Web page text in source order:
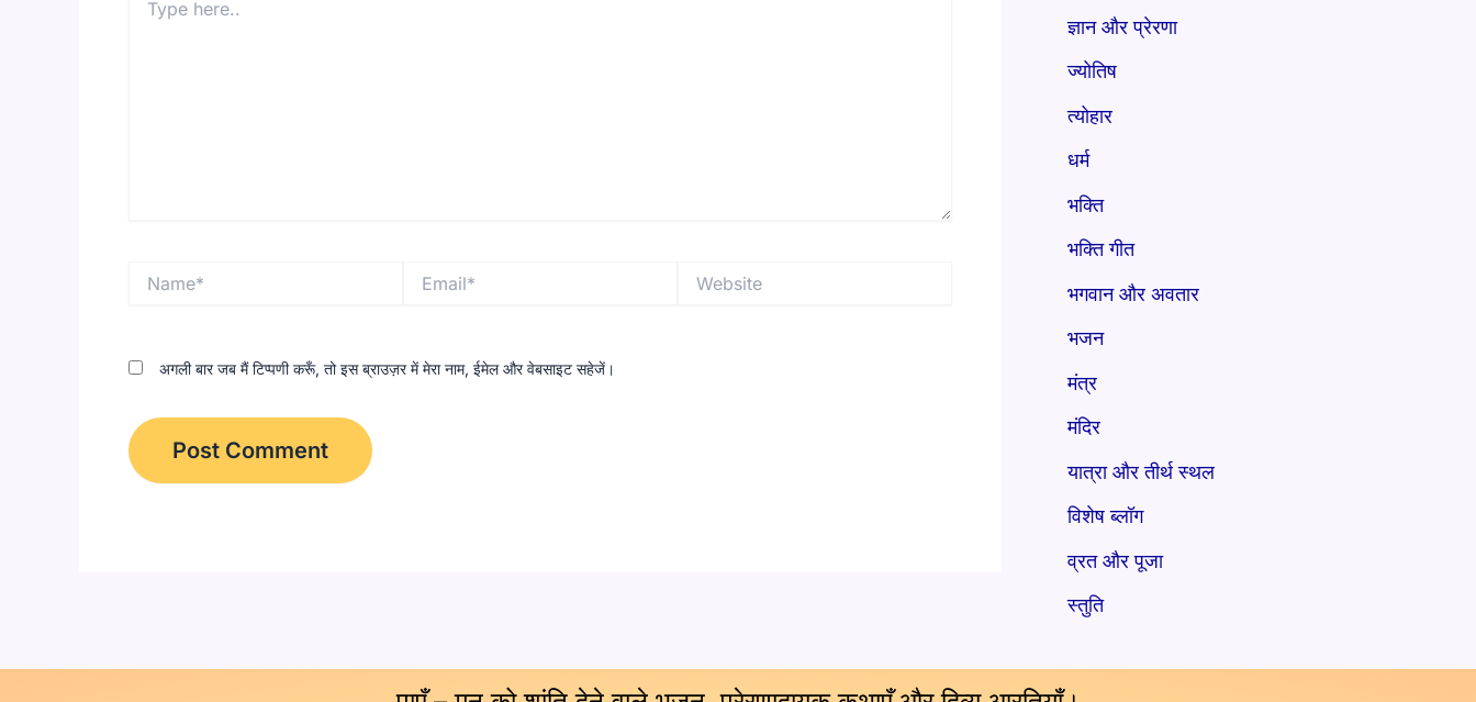
here..
अगली बार जब मैं टिप्पणी करूँ, तो इस ब्राउज़र में मेरा नाम, ईमेल और वेबसाइट सहेजें।
ज्ञान और प्रेरणा
ज्योतिष
त्योहार
धर्म
भक्ति
भक्ति गीत
भगवान और अवतार
भजन
मंत्र
मंदिर
यात्रा और तीर्थ स्थल
विशेष ब्लॉग
व्रत और पूजा
स्तुति